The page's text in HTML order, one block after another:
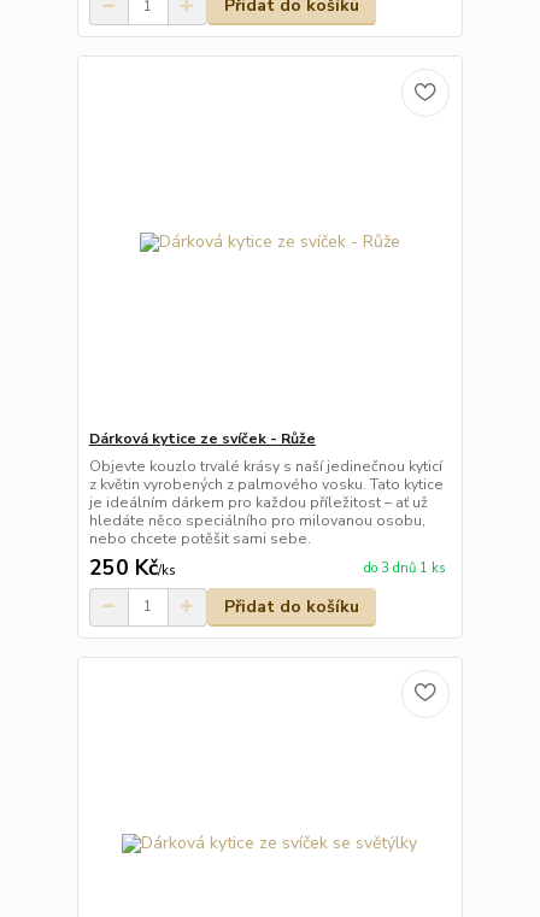
Přidat do košíku
Dárková kytice ze svíček - Růže
Objevte kouzlo trvalé krásy s naší jedinečnou kyticí
z květin vyrobených z palmového vosku. Tato kytice
je ideálním dárkem pro každou příležitost – ať už
hledáte něco speciálního pro milovanou osobu,
nebo chcete potěšit sami sebe.
250 Kč/ks do 3 dnů 1 ks
Přidat do košíku